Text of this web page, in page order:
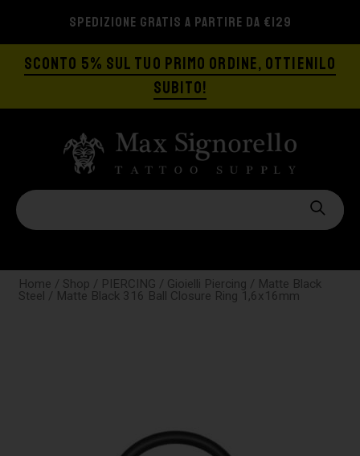
SPEDIZIONE GRATIS A PARTIRE DA €129
SCONTO 5% SUL TUO PRIMO ORDINE, OTTIENILO
SUBITO!
Home / Shop / PIERCING / Gioielli Piercing / Matte Black
Steel / Matte Black 316 Ball Closure Ring 1,6x16mm